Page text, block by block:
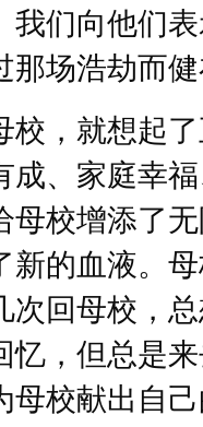
我们向他们
那场浩劫而
，就想起
成、家庭幸
母校增添了
新的血液。
次回母校，
忆，但总是
母校献出自